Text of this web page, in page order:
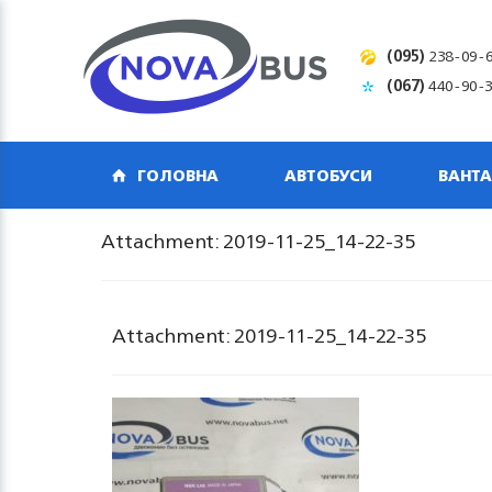
(095) 238-09-
(067)440-90-
ГОЛОВНА АВТОБУСИ
Attachment: 2019-11-25_14-22-35
Attachment: 2019-11-25_14-22-35